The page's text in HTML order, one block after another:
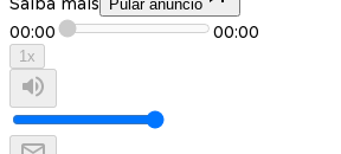
Saiba mais Pular anuncio
00:00 00:00
1x